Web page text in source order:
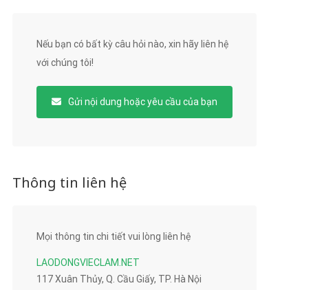
Nếu bạn có bất kỳ câu hỏi nào, xin hãy liên hệ
với chúng tôi!
Gửi nội dung hoặc yêu cầu của bạn
Thông tin liên hệ
Mọi thông tin chi tiết vui lòng liên hệ
LAODONGVIECLAM.NET
117 Xuân Thủy, Q. Cầu Giấy, TP. Hà Nội